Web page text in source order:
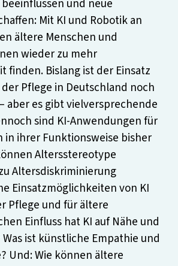
und neue
Mit KI und Robotik an
ältere Menschen und
wieder zu mehr
finden. Bislang ist der Einsatz
Pflege in Deutschland noch
aber es gibt vielversprechende
sind KI-Anwendungen für
in ihrer Funktionsweise bisher
Altersstereotype
Altersdiskriminierung
Einsatzmöglichkeiten von KI
Pflege und für ältere
Einfluss hat KI auf Nähe und
ist künstliche Empathie und
Und: Wie können ältere